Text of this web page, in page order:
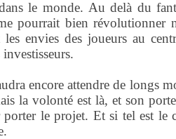
le monde. Au delà du
pourrait bien révolutionner
envies des joueurs au
encore attendre de longs
la volonté est là, et son
le projet. Et si tel est le